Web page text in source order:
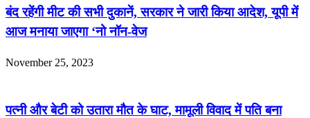
बंद रहेंगी मीट की सभी दुकानें, सरकार ने जारी किया आदेश, यूपी में
आज मनाया जाएगा ‘नो नॉन-वेज
November 25, 2023
पत्नी और बेटी को उतारा मौत के घाट, मामूली विवाद में पति बना